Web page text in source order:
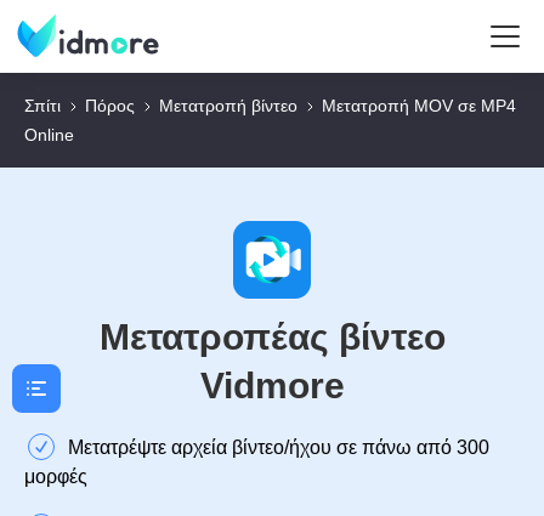
Σπίτι Πόρος Μετατροπή βίντεο
Μετατροπή MOV σε MP4
Online
Μετατροπέας βίντεο
Vidmore
Μετατρέψτε αρχεία βίντεο/ήχου σε πάνω από 300
μορφές